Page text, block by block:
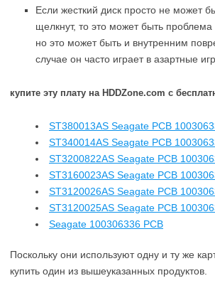
Если жесткий диск просто не может
щелкнут, то это может быть проблема
но это может быть и внутренним
случае он часто играет в азартные
купите эту плату на HDDZone.com с
ST380013AS Seagate PCB
ST340014AS Seagate PCB
ST3200822AS Seagate PCB
ST3160023AS Seagate PCB
ST3120026AS Seagate PCB
ST3120025AS Seagate PCB
Seagate 100306336 PCB
Поскольку они используют одну и ту же
купить один из вышеуказанных продуктов.